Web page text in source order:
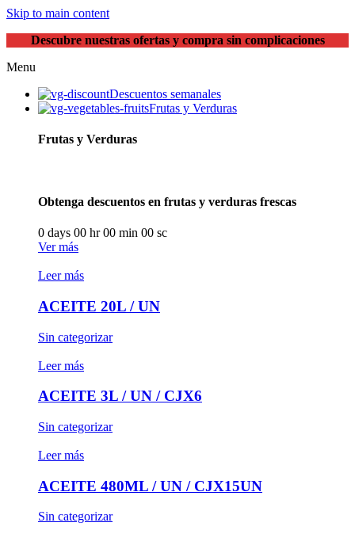
Skip to main content
Descubre nuestras ofertas y compra sin complicaciones
Menu
Descuentos semanales
Frutas y Verduras
Frutas y Verduras
Obtenga descuentos en frutas y verduras frescas
0 days 00 hr00 min 00 sc
Ver más
Leer más
ACEITE 20L / UN
Sin categorizar
Leer más
ACEITE 3L / UN / CJX6
Sin categorizar
Leer más
ACEITE 480ML / UN / CJX15UN
Sin categorizar